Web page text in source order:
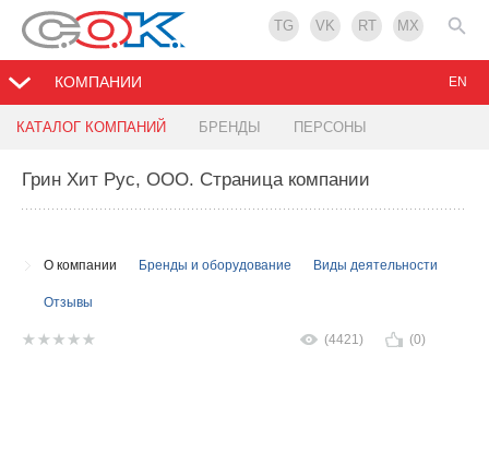
TG VK RT MX
КОМПАНИИ
КАТАЛОГ КОМПАНИЙ БРЕНДЫ ПЕРСОНЫ
EN
Грин Хит Рус, ООО. Страница компании
О компании Бренды и оборудование Виды деятельности
Отзывы
(4421) (0)